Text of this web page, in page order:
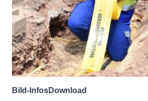
Bild-InfosDownload